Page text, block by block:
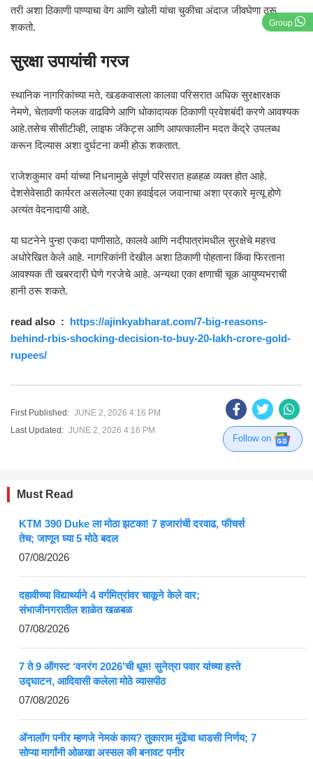
Group
तरी अशा ठिकाणी पाण्याचा वेग आणि खोली यांचा चुकीचा अंदाज जीवघेणा ठरू
शकतो.
सुरक्षा उपायांची गरज
स्थानिक नागरिकांच्या मते, खडकवासला कालवा परिसरात अधिक सुरक्षारक्षक
नेमणे, चेतावणी फलक वाढविणे आणि धोकादायक ठिकाणी प्रवेशबंदी करणे आवश्यक
आहे.तसेच सीसीटीव्ही, लाइफ जॅकेट्स आणि आपत्कालीन मदत केंद्रे उपलब्ध
करून दिल्यास अशा दुर्घटना कमी होऊ शकतात.
राजेशकुमार वर्मा यांच्या निधनामुळे संपूर्ण परिसरात हळहळ व्यक्त होत आहे.
देशसेवेसाठी कार्यरत असलेल्या एका हवाईदल जवानाचा अशा प्रकारे मृत्यू होणे
अत्यंत वेदनादायी आहे.
या घटनेने पुन्हा एकदा पाणीसाठे, कालवे आणि नदीपात्रांमधील सुरक्षेचे महत्त्व
अधोरेखित केले आहे. नागरिकांनी देखील अशा ठिकाणी पोहताना किंवा फिरताना
आवश्यक ती खबरदारी घेणे गरजेचे आहे. अन्यथा एका क्षणाची चूक आयुष्यभराची
हानी ठरू शकते.
read also : https://ajinkyabharat.com/7-big-reasons-
behind-rbis-shocking-decision-to-buy-20-lakh-crore-gold-
rupees/
First Published: JUNE 2, 2026 4:16 PM
Last Updated: JUNE 2, 2026 4:16 PM
Follow on
Must Read
KTM 390 Duke ला मोठा झटका! 7 हजारांची दरवाढ, फीचर्स
तेच; जाणून घ्या 5 मोठे बदल
07/08/2026
दहावीच्या विद्यार्थ्याने 4 वर्गमित्रांवर चाकूने केले वार;
संभाजीनगरातील शाळेत खळबळ
07/08/2026
7 ते 9 ऑगस्ट ‘वनरंग 2026’ची धूम! सुनेत्रा पवार यांच्या हस्ते
उद्घाटन, आदिवासी कलेला मोठे व्यासपीठ
07/08/2026
ॲनालॉग पनीर म्हणजे नेमकं काय? तुकाराम मुंढेंचा धाडसी निर्णय; 7
सोप्या मार्गांनी ओळखा अस्सल की बनावट पनीर